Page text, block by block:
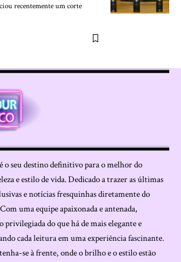
recentemente um corte
é o seu destino definitivo para o melhor do
e estilo de vida. Dedicado a trazer as últimas
e notícias fresquinhas diretamente do
uma equipe apaixonada e antenada,
privilegiada do que há de mais elegante e
cada leitura em uma experiência fascinante.
se à frente, onde o brilho e o estilo estão